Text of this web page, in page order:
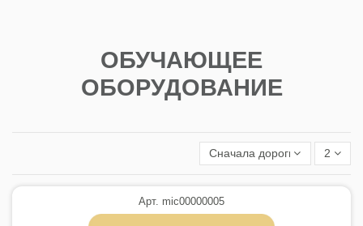
ОБУЧАЮЩЕЕ
ОБОРУДОВАНИЕ
Сначала дорогие 2
Арт. mic00000005